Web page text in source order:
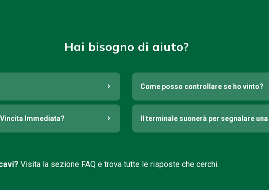
Hai bisogno di aiuto?
Come posso controllare se ho vinto?
Immediata? Il terminale suonerà per segnalare
Visita la sezione FAQ e trova tutte le risposte che cerchi.